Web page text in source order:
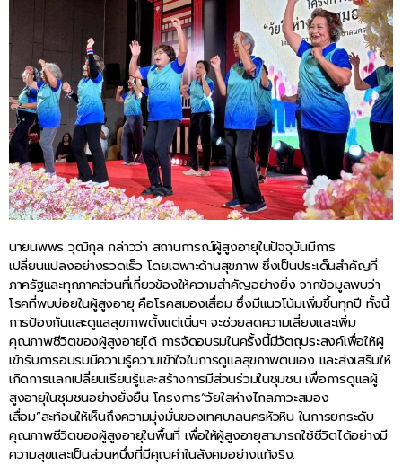
นายนพพร วุฒิกุล กล่าวว่า สถานการณ์ผู้สูงอายุในปัจจุบันมีการ
เปลี่ยนแปลงอย่างรวดเร็ว โดยเฉพาะด้านสุขภาพ ซึ่งเป็นประเด็นสำคัญที่
ภาครัฐและทุกภาคส่วนที่เกี่ยวข้องให้ความสำคัญอย่างยิ่ง จากข้อมูลพบว่า
โรคที่พบบ่อยในผู้สูงอายุ คือโรคสมองเสื่อม ซึ่งมีแนวโน้มเพิ่มขึ้นทุกปี ทั้งนี้
การป้องกันและดูแลสุขภาพตั้งแต่เนิ่นๆ จะช่วยลดความเสี่ยงและเพิ่ม
คุณภาพชีวิตของผู้สูงอายุได้ การจัดอบรมในครั้งนี้มีวัตถุประสงค์เพื่อให้ผู้
เข้ารับการอบรมมีความรู้ความเข้าใจในการดูแลสุขภาพตนเอง และส่งเสริมให้
เกิดการแลกเปลี่ยนเรียนรู้และสร้างการมีส่วนร่วมในชุมชน เพื่อการดูแลผู้
สูงอายุในชุมชนอย่างยั่งยืน โครงการ“วัยใสห่างไกลภาวะสมอง
เสื่อม”สะท้อนให้เห็นถึงความมุ่งมั่นของเทศบาลนครหัวหิน ในการยกระดับ
คุณภาพชีวิตของผู้สูงอายุในพื้นที่ เพื่อให้ผู้สูงอายุสามารถใช้ชีวิตได้อย่างมี
ความสุขและเป็นส่วนหนึ่งที่มีคุณค่าในสังคมอย่างแท้จริง.